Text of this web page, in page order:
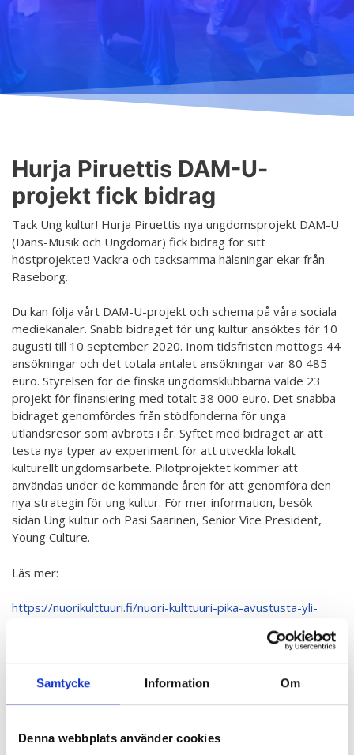
Samtycke Information Om
Denna webbplats använder cookies
Tillgänglig hobby inom konst
Planen för jämställdhet och likabehandling
Terminsavgifter
Olika nivåer
Lärarna
Dansetikett
Salar
Kontakt
Projekt
D4EA - Dance fore Eco-Anxiety
Ung kulturambassadör för Finland
DanceMe UP 2019-2022
Sri Lanka - kultur utbyte 2020
Hör min röst och se mig... - 2020
Klimatförändrings kraft 2020
Konst på två språk 2018-2020
Sharing the same roots - 2019
Downloading Future - 2019
Danselfie 2017-2018
Tillgång till konst 2016-2018
North-South 2011-2015
Fenris 2014
ABC'd
Hurja Piruettis DAM-U-
projekt fick bidrag
Tack Ung kultur! Hurja Piruettis nya ungdomsprojekt DAM-U
(Dans-Musik och Ungdomar) fick bidrag för sitt
höstprojektet! Vackra och tacksamma hälsningar ekar från
Raseborg.
Du kan följa vårt DAM-U-projekt och schema på våra sociala
mediekanaler. Snabb bidraget för ung kultur ansöktes för 10
augusti till 10 september 2020. Inom tidsfristen mottogs 44
ansökningar och det totala antalet ansökningar var 80 485
euro. Styrelsen för de finska ungdomsklubbarna valde 23
projekt för finansiering med totalt 38 000 euro. Det snabba
bidraget genomfördes från stödfonderna för unga
utlandsresor som avbröts i år. Syftet med bidraget är att
testa nya typer av experiment för att utveckla lokalt
kulturellt ungdomsarbete. Pilotprojektet kommer att
användas under de kommande åren för att genomföra den
nya strategin för ung kultur. För mer information, besök
sidan Ung kultur och Pasi Saarinen, Senior Vice President,
Young Culture.
Läs mer:
https://nuorikulttuuri.fi/nuori-kulttuuri-pika-avustusta-yli-